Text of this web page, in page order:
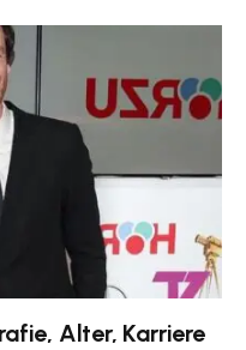
Alter, Karriere